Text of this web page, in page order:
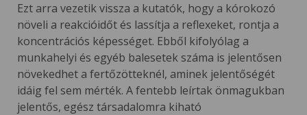
Ezt arra vezetik vissza a kutatók, hogy a kórokozó
növeli a reakcióidőt és lassítja a reflexeket, rontja a
koncentrációs képességet. Ebből kifolyólag a
munkahelyi és egyéb balesetek száma is jelentősen
növekedhet a fertőzötteknél, aminek jelentőségét
idáig fel sem mérték. A fentebb leírtak önmagukban
jelentős, egész társadalomra kiható